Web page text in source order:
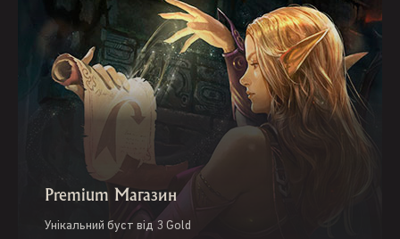
Premium Магазин
Унікальний буст від 3 Gold